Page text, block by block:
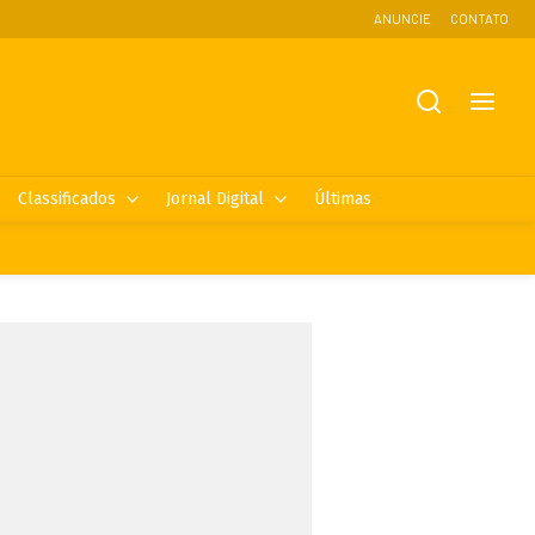
ANUNCIE CONTATO
Classificados Jornal Digital Últimas